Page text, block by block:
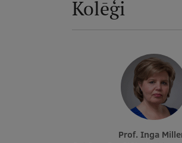
Kolēģi
Prof. Inga